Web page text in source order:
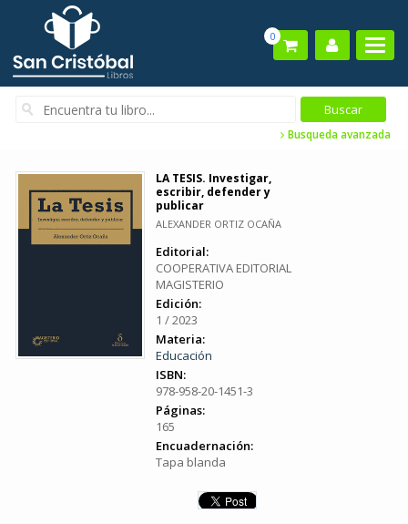
0
Busqueda avanzada
LA TESIS. Investigar,
escribir, defender y
publicar
ALEXANDER ORTIZ OCAÑA
Editorial:
COOPERATIVA EDITORIAL
MAGISTERIO
Edición:
1 / 2023
Materia:
Educación
ISBN:
978-958-20-1451-3
Páginas:
165
Encuadernación:
Tapa blanda